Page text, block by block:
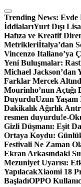
Skip
to
content
Trending News: Evde
İddialarıYurt Dışı
Hafıza ve Kreatif
Metrikleriİtalya’dan
Vincenzo Italiano’ya
Yeni Buluşmalar:
Michael Jackson’dan
Farklar Mercek
Mourinho’nun
DuyurduUzun
Dakikalık Ağırlık
resmen duyurdu!e-
Gizli Düşmanı: Eşit
Ortaya Koydu:
Festivali Ne Zaman
Ekran Arkasındaki
Mezuniyet Uyarısı:
YapılacakXiaomi 18
BaşladıOPPO